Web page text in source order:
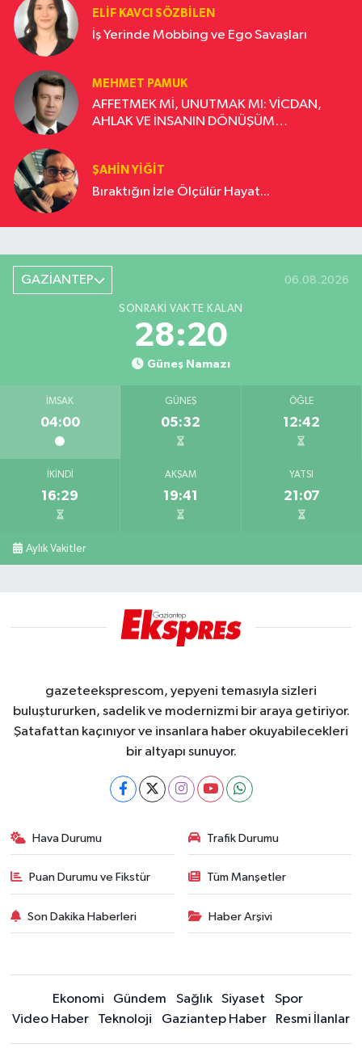
ELIF KAVCI SÖZBILEN
İş Yerinde Mobbing ve Ego Savaşları
MEHMET PAMUK
AFFETMEK Mİ, UNUTMAK MI: VİCDAN,
AHLAK VE İNSANIN DÖNÜŞÜM
ŞAHIN YIĞIT
Bıraktığın İzle Ölçülür Hayat...
GAZİANTEP 06.08.2026
SONRAKI VAKTE KALAN
28:19
Güneş Namazı
İMSAK
04:00
GÜNEŞ
05:32
ÖĞLE
12:42
İKINDI
16:29
AKŞAM
19:41
YATSI
21:07
Aylık Vakitler
gazeteeksprescom, yepyeni temasıyla sizleri
buluştururken, sadelik ve modernizmi bir araya getiriyor.
Şatafattan kaçınıyor ve insanlara haber okuyabilecekleri
bir altyapı sunuyor.
Hava Durumu Trafik Durumu
Puan Durumu ve Fikstür Tüm Manşetler
Son Dakika Haberleri Haber Arşivi
Ekonomi Gündem Sağlık Siyaset
Spor
Video Haber
Teknoloji Gaziantep Haber Resmi İlanlar